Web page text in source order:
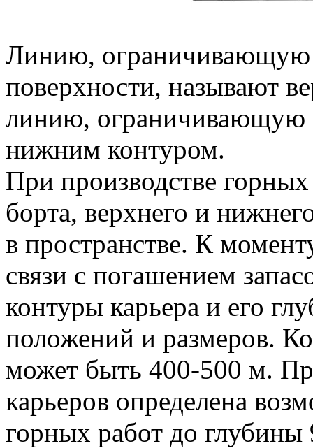
Линию, ограничивающую
поверхности, называют
линию, ограничивающую
нижним контуром.
При производстве
борта, верхнего и
в пространстве. К
связи с погашением
контуры карьера и его
положений и размеров.
может быть 400-500 м.
карьеров определена
горных работ до